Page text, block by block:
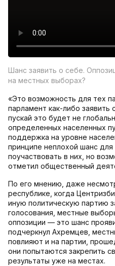
Шанс заявить о себе.
на местных выборах?
«Это возможность для тех
парламент как-либо заявить
пускай это будет не
определенных населенных
поддержка на уровне
принципе неплохой шанс
поучаствовать в них, но
отметил общественный
По его мнению, даже
республике, когда
иную политическую партию
голосования, местные
оппозиции — это шанс
подчеркнул Ахремцев,
повлияют и на партии,
они попытаются закрепить
результаты уже на местах.